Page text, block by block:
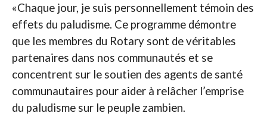
«Chaque jour, je suis personnellement témoin des
effets du paludisme. Ce programme démontre
que les membres du Rotary sont de véritables
partenaires dans nos communautés et se
concentrent sur le soutien des agents de santé
communautaires pour aider à relâcher l’emprise
du paludisme sur le peuple zambien.